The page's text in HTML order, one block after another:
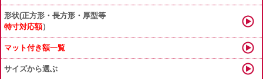
形状(正方形・長方形・厚型等
特寸対応額）
マット付き額一覧
サイズから選ぶ